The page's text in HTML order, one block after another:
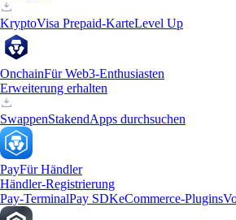
KryptoVisa Prepaid-KarteLevel Up
OnchainFür Web3-Enthusiasten
Erweiterung erhalten
SwappenStakendApps durchsuchen
PayFür Händler
Händler-Registrierung
Pay-TerminalPay SDKeCommerce-Plugins